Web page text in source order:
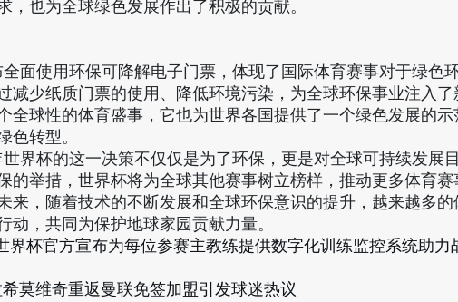
，也为全球绿色发展作出了积极的贡献。
面使用环保可降解电子门票，体现了国际体育赛事对于绿色
减少纸质门票的使用、降低环境污染，为全球环保事业注入了
全球性的体育盛事，它也为世界各国提供了一个绿色发展的示
色转型。
界杯的这一决策不仅仅是为了环保，更是对全球可持续发展
的举措，世界杯将为全球其他赛事树立榜样，推动更多体育
来，随着技术的不断发展和全球环保意识的提升，越来越多
动，共同为保护地球家园贡献力量。
界杯官方宣布为每位参赛主教练提供数字化训练监控系统助力
莫维奇重返曼联免签加盟引发球迷热议